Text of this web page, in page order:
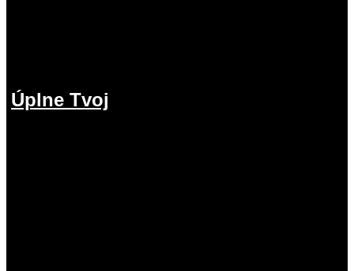
Úplne Tvoj